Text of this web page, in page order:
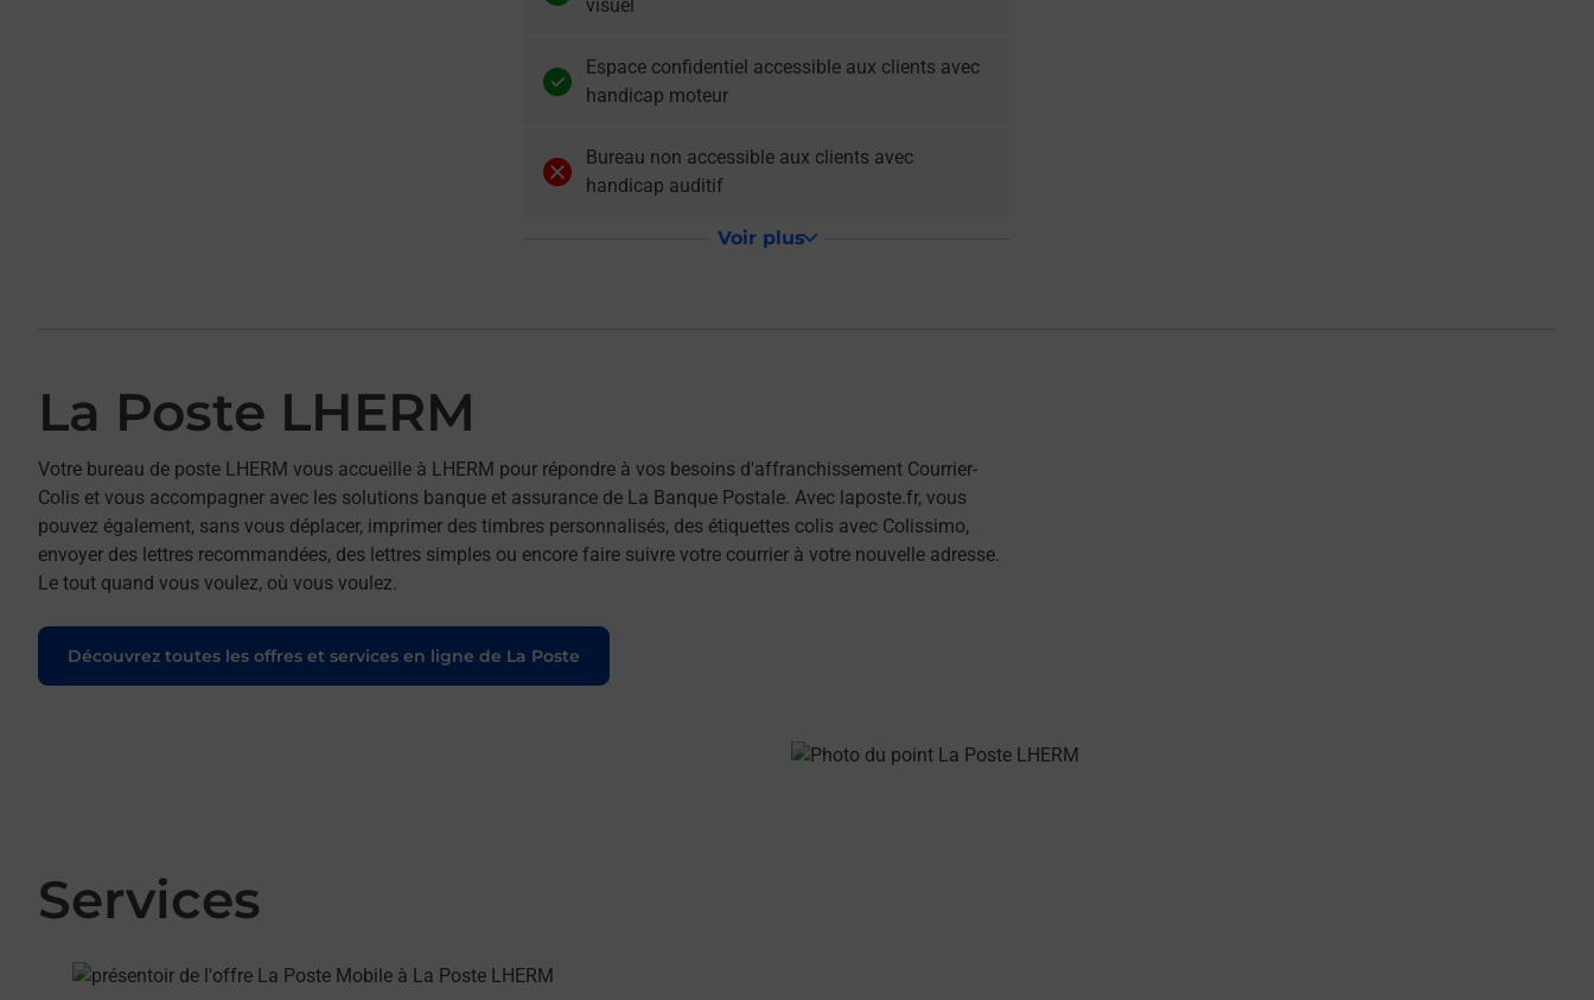
visuel
Espace confidentiel accessible aux clients avec
handicap moteur
Bureau non accessible aux clients avec
handicap auditif
Voir plus
La Poste LHERM
Votre bureau de poste LHERM vous accueille à LHERM pour répondre à vos besoins d'affranchissement Courrier-
Colis et vous accompagner avec les solutions banque et assurance de La Banque Postale. Avec laposte.fr, vous
pouvez également, sans vous déplacer, imprimer des timbres personnalisés, des étiquettes colis avec Colissimo,
envoyer des lettres recommandées, des lettres simples ou encore faire suivre votre courrier à votre nouvelle adresse.
Le tout quand vous voulez, où vous voulez.
Découvrez toutes les offres et services en ligne de La Poste
Services
En savoir plus